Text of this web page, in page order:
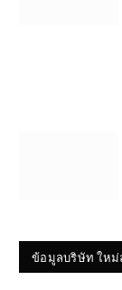
ข้อมูลบริษัท ใหม่